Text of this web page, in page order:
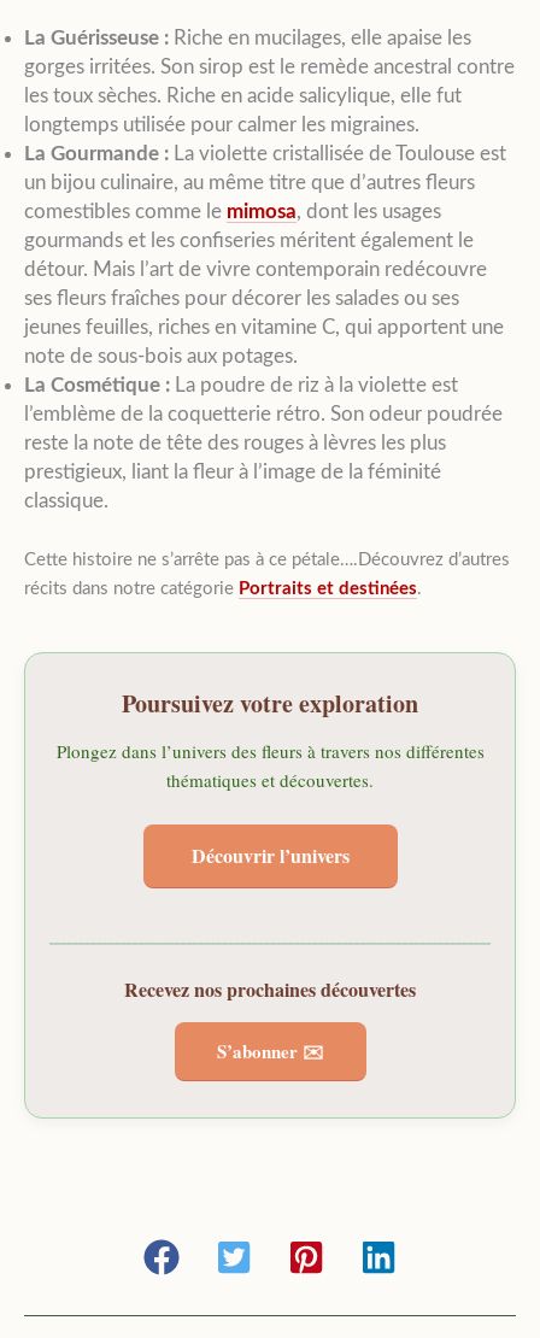
La Guérisseuse : Riche en mucilages, elle apaise les
gorges irritées. Son sirop est le remède ancestral contre
les toux sèches. Riche en acide salicylique, elle fut
longtemps utilisée pour calmer les migraines.
La Gourmande : La violette cristallisée de Toulouse est
un bijou culinaire, au même titre que d’autres fleurs
comestibles comme le mimosa, dont les usages
gourmands et les confiseries méritent également le
détour. Mais l’art de vivre contemporain redécouvre
ses fleurs fraîches pour décorer les salades ou ses
jeunes feuilles, riches en vitamine C, qui apportent une
note de sous-bois aux potages.
La Cosmétique : La poudre de riz à la violette est
l’emblème de la coquetterie rétro. Son odeur poudrée
reste la note de tête des rouges à lèvres les plus
prestigieux, liant la fleur à l’image de la féminité
classique.
Cette histoire ne s’arrête pas à ce pétale….Découvrez d’autres
récits dans notre catégorie Portraits et destinées.
Poursuivez votre exploration
Plongez dans l’univers des fleurs à travers nos différentes
thématiques et découvertes.
Découvrir l’univers
Recevez nos prochaines découvertes
S’abonner ✉️